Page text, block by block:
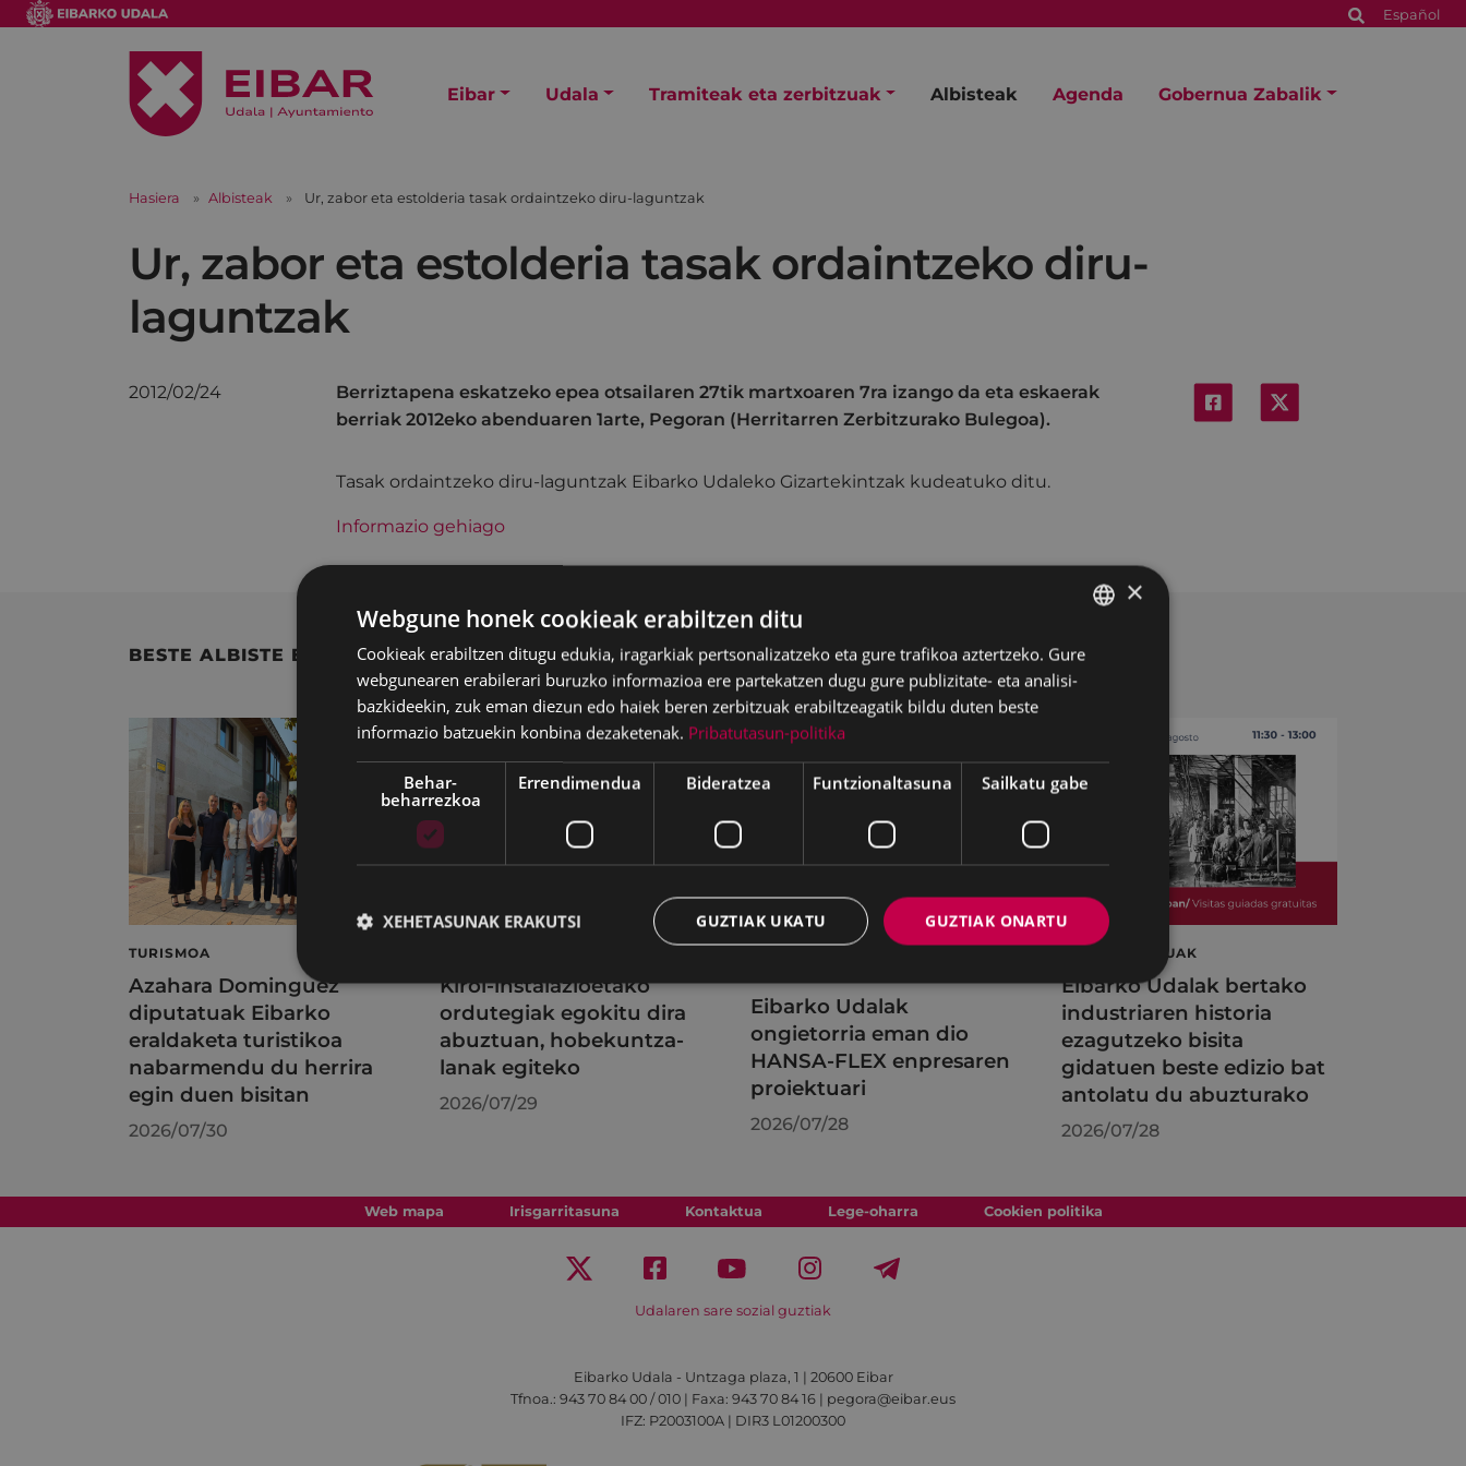
Español
Eibar Udala Tramiteak eta zerbitzuak Albisteak Agenda Gobernua Zabalik
Hasiera Albisteak Ur, zabor eta estolderia tasak ordaintzeko diru-laguntzak
Ur, zabor eta estolderia tasak ordaintzeko diru-
laguntzak
2012/02/24
Berriztapena eskatzeko epea otsailaren 27tik martxoaren 7ra izango da eta eskaerak
berriak 2012eko abenduaren 1arte, Pegoran (Herritarren Zerbitzurako Bulegoa).
Tasak ordaintzeko diru-laguntzak Eibarko Udaleko Gizartekintzak kudeatuko ditu.
Informazio gehiago
BESTE ALBISTE BATZUK
TURISMOA
Azahara Dominguez
diputatuak Eibarko
eraldaketa turistikoa
nabarmendu du herrira
egin duen bisitan
2026/07/30
Kirol-instalazioetako
ordutegiak egokitu dira
abuztuan, hobekuntza-
lanak egiteko
2026/07/29
Eibarko Udalak
ongietorria eman dio
HANSA-FLEX enpresaren
proiektuari
2026/07/28
BISITA GIDATUAK
Eibarko Udalak bertako
industriaren historia
ezagutzeko bisita
gidatuen beste edizio bat
antolatu du abuzturako
2026/07/28
Web mapa Irisgarritasuna Kontaktua Lege-oharra Cookien politika
Udalaren sare sozial guztiak
Eibarko Udala - Untzaga plaza, 1 | 20600 Eibar
Tfnoa.: 943 70 84 00 / 010 | Faxa: 943 70 84 16 | pegora@eibar.eus
IFZ: P2003100A | DIR3 L01200300
BASQUE
SPANISH
×
Webgune honek cookieak erabiltzen ditu
Cookieak erabiltzen ditugu edukia, iragarkiak pertsonalizatzeko eta gure trafikoa aztertzeko. Gure
webgunearen erabilerari buruzko informazioa ere partekatzen dugu gure publizitate- eta analisi-
bazkideekin, zuk eman diezun edo haiek beren zerbitzuak erabiltzeagatik bildu duten beste
informazio batzuekin konbina dezaketenak. Pribatutasun-politika
Behar-
beharrezkoa
Errendimendua Bideratzea Funtzionaltasuna Sailkatu gabe
GUZTIAK ONARTU
GUZTIAK UKATU
XEHETASUNAK ERAKUTSI